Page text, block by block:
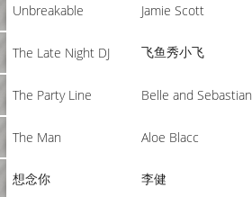
Unbreakable Jamie Scott
The Late Night DJ 飞鱼秀小飞
The Party Line Belle and Sebastian
The Man Aloe Blacc
想念你 李健